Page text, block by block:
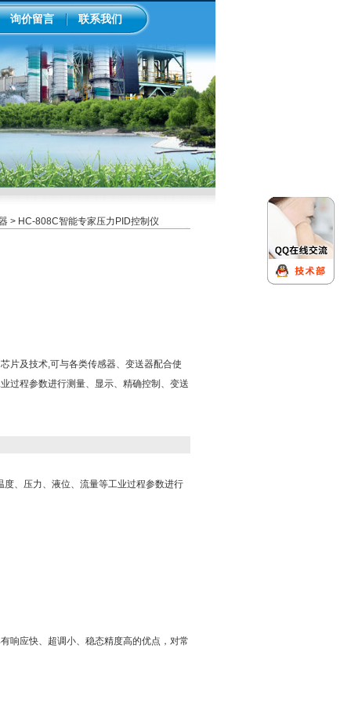
询价留言 联系我们
> HC-808C智能专家压力PID控制仪
片及技术,可与各类传感器、变送器配合使
过程参数进行测量、显示、精确控制、变送
、压力、液位、流量等工业过程参数进行
响应快、超调小、稳态精度高的优点，对常